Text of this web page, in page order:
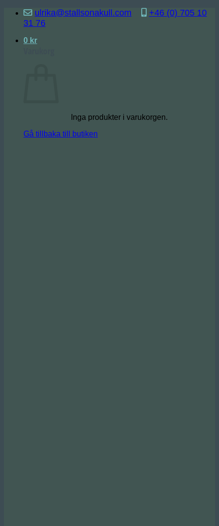
Skip
content
ulrika@stallsonakull.com
+46 (0) 705 10
31 76
0 kr
Inga produkter i varukorgen.
Gå tillbaka till butiken